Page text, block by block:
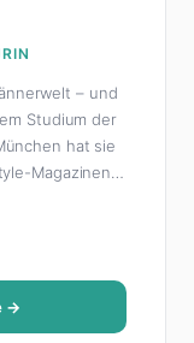
– und
Studium der
hat sie
Magazinen
alles, was
Design und
bis hin zu
gerne lesen.
Frauen an
→